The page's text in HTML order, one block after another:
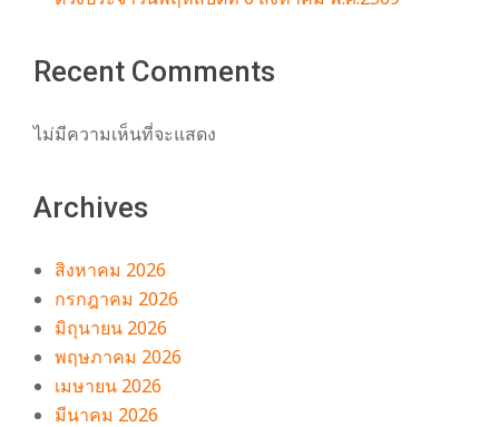
Recent Comments
ไม่มีความเห็นที่จะแสดง
Archives
สิงหาคม 2026
กรกฎาคม 2026
มิถุนายน 2026
พฤษภาคม 2026
เมษายน 2026
มีนาคม 2026